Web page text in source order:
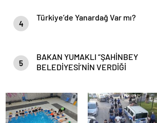
4
Türkiye’de Yanardağ Var mı?
5
BAKAN YUMAKLI “ŞAHİNBEY
BELEDİYESİ’NİN VERDİĞİ